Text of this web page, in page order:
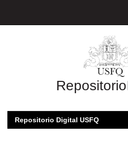
Repositorio
Repositorio Digital USFQ